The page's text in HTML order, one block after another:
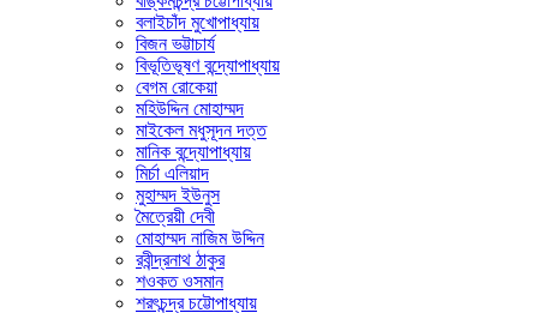
বলাইচাঁদ মুখোপাধ্যায়
বিজন ভট্টাচার্য
বিভূতিভূষণ বন্দ্যোপাধ্যায়
বেগম রোকেয়া
মহিউদ্দিন মোহাম্মদ
মাইকেল মধুসূদন দত্ত
মানিক বন্দ্যোপাধ্যায়
মির্চা এলিয়াদ
মুহাম্মদ ইউনুস
মৈত্রেয়ী দেবী
মোহাম্মদ নাজিম উদ্দিন
রবীন্দ্রনাথ ঠাকুর
শওকত ওসমান
শরৎচন্দ্র চট্টোপাধ্যায়